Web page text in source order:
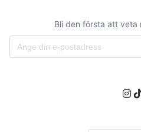
Bli den första att veta